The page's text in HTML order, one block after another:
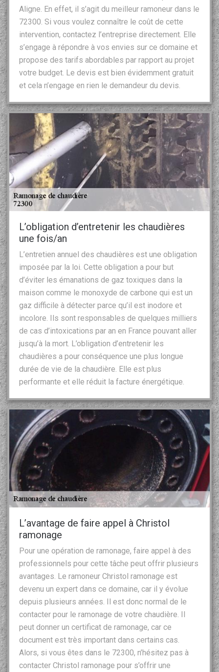
Aligne. En effet, il s’agit du meilleur ramoneur dans le
72300. Si vous voulez connaître le coût de cette
intervention, contactez l’entreprise directement. Elle
s’engage à répondre à vos envies sur ce domaine et
propose des tarifs abordables par rapport au projet
votre budget. Le devis est bien évidemment gratuit
et cela n’engage en rien le demandeur du devis.
L’obligation d’entretenir les chaudières
une fois/an
L’entretien annuel des chaudières est une obligation
imposée par la loi. Cette obligation a pour but
d’éviter les émanations de gaz toxiques dans la
maison comme le monoxyde de carbone qui est un
gaz difficile à détecter parce qu’il est inodore et
incolore. Ils sont responsables de quelques milliers
de cas d’intoxications par an en France pouvant aller
jusqu’à la mort. L’obligation d’entretenir les
chaudières a pour conséquence une plus longue
durée de vie de la chaudière. Elle est plus
performante et elle réduit la facture énergétique.
L’avantage de faire appel à Christol
ramonage
Pour une opération de ramonage, faire appel à des
professionnels pour cette tâche peut offrir plusieurs
avantages. Le ramoneur Christol ramonage est
devenu un expert dans ce domaine, car il y évolue
depuis plusieurs années. Il est donc normal de le
contacter pour le ramonage de votre chaudière. Il
peut donner un certificat de ramonage, car ce
document est très important dans certains cas.
Alors, si vous êtes dans le 72300, n’hésitez pas à
contacter Christol ramonage pour s’offrir une